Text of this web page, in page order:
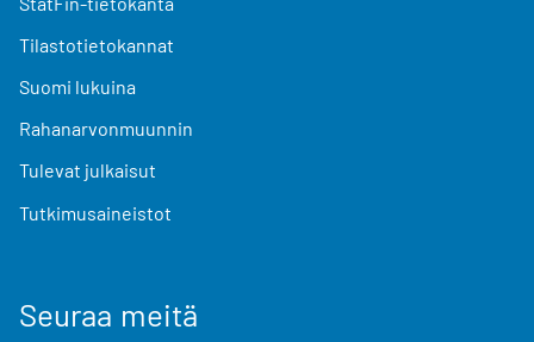
Tilastotietokannat
Suomi lukuina
Rahanarvonmuunnin
Tulevat julkaisut
Tutkimusaineistot
Seuraa meitä